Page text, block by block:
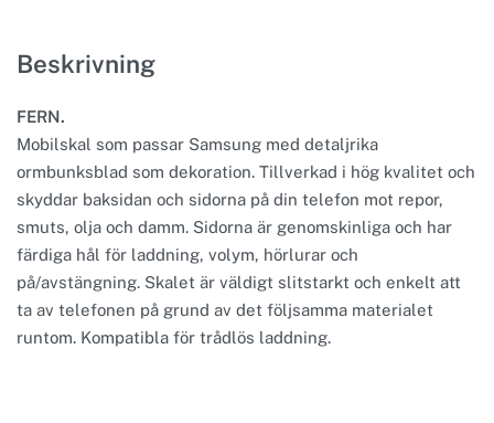
Beskrivning
FERN.
Mobilskal som passar Samsung med detaljrika
ormbunksblad som dekoration. Tillverkad i hög kvalitet och
skyddar baksidan och sidorna på din telefon mot repor,
smuts, olja och damm. Sidorna är genomskinliga och har
färdiga hål för laddning, volym, hörlurar och
på/avstängning. Skalet är väldigt slitstarkt och enkelt att
ta av telefonen på grund av det följsamma materialet
runtom. Kompatibla för trådlös laddning.